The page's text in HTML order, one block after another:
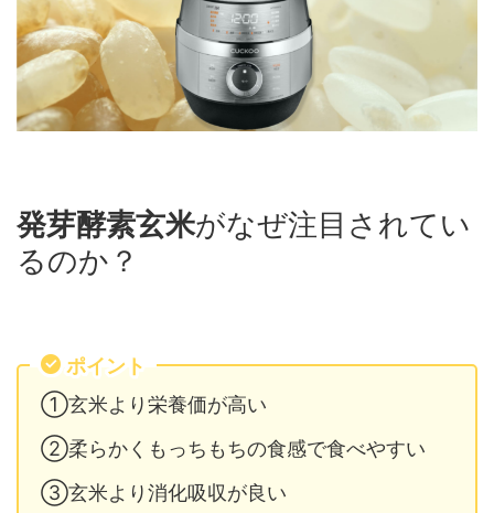
発芽酵素玄米がなぜ注目されてい
るのか？
ポイント
①玄米より栄養価が高い
②柔らかくもっちもちの食感で食べやすい
③玄米より消化吸収が良い